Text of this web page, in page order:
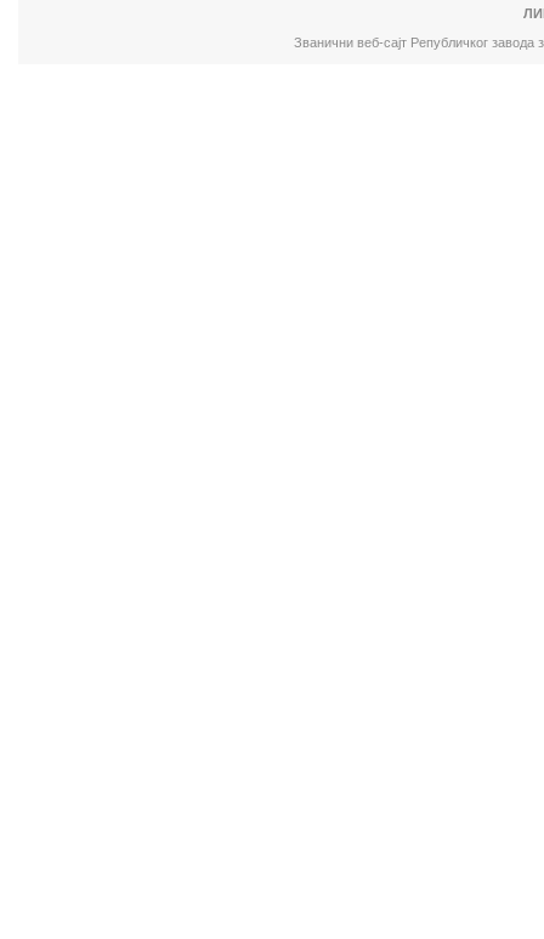
Званични веб-сајт Републичког